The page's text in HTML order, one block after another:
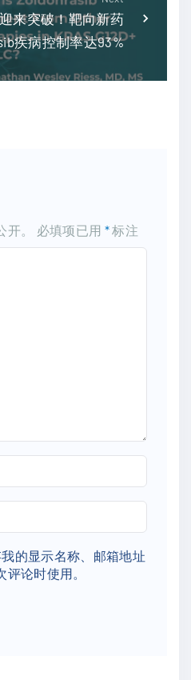
来突破！靶向新药
疾病控制率达93%
。 必填项已用 *标注
的显示名称、邮箱地址
论时使用。